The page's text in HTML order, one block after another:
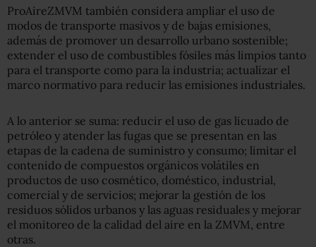
ProAireZMVM también considera ampliar el uso de
modos de transporte masivos y de bajas emisiones,
además de promover un desarrollo urbano sostenible;
extender el uso de combustibles fósiles más limpios tanto
para el transporte como para la industria; actualizar el
marco normativo para reducir las emisiones industriales.
A lo anterior se suma: reducir el uso de gas licuado de
petróleo y atender las fugas que se presentan en las
etapas de la cadena de suministro y consumo; limitar el
contenido de compuestos orgánicos volátiles en
productos de uso cosmético, doméstico, industrial,
comercial y de servicios; mejorar la gestión de los
residuos sólidos urbanos y las aguas residuales y mejorar
el monitoreo de la calidad del aire en la ZMVM, entre
otras.